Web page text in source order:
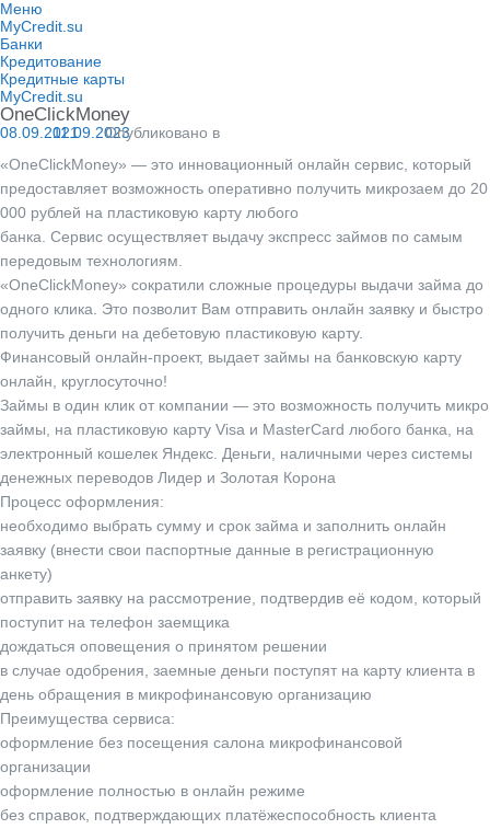
Перейти
к
содержимому
Меню
MyCredit.su
Банки
Кредитование
Кредитные карты
MyCredit.su
OneClickMoney
Опубликовано в
08.09.202111.09.2023
«OneClickMoney» — это инновационный онлайн сервис, который
предоставляет возможность оперативно получить микрозаем до 20
000 рублей на пластиковую карту любого
банка. Сервис осуществляет выдачу экспресс займов по самым
передовым технологиям.
«OneClickMoney» сократили сложные процедуры выдачи займа до
одного клика. Это позволит Вам отправить онлайн заявку и быстро
получить деньги на дебетовую пластиковую карту.
Финансовый онлайн-проект, выдает займы на банковскую карту
онлайн, круглосуточно!
Займы в один клик от компании — это возможность получить микро
займы, на пластиковую карту Visa и MasterCard любого банка, на
электронный кошелек Яндекс. Деньги, наличными через системы
денежных переводов Лидер и Золотая Корона
Процесс оформления:
необходимо выбрать сумму и срок займа и заполнить онлайн
заявку (внести свои паспортные данные в регистрационную
анкету)
отправить заявку на рассмотрение, подтвердив её кодом, который
поступит на телефон заемщика
дождаться оповещения о принятом решении
в случае одобрения, заемные деньги поступят на карту клиента в
день обращения в микрофинансовую организацию
Преимущества сервиса:
оформление без посещения салона микрофинансовой
организации
оформление полностью в онлайн режиме
без справок, подтверждающих платёжеспособность клиента